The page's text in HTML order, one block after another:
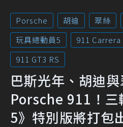
Porsche 胡迪 翠絲
玩具總動員5
911 Carrera
911 GT3 RS
巴斯光年、胡迪
Porsche 911！三
5》特別版將打包